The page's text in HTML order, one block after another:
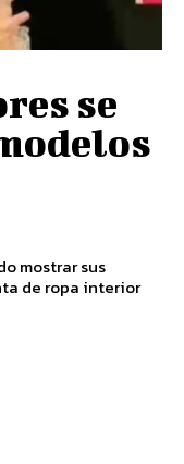
se
mostrar sus
de ropa interior